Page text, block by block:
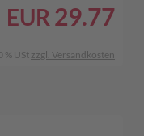
EUR 29.77
% UStzzgl. Versandkosten